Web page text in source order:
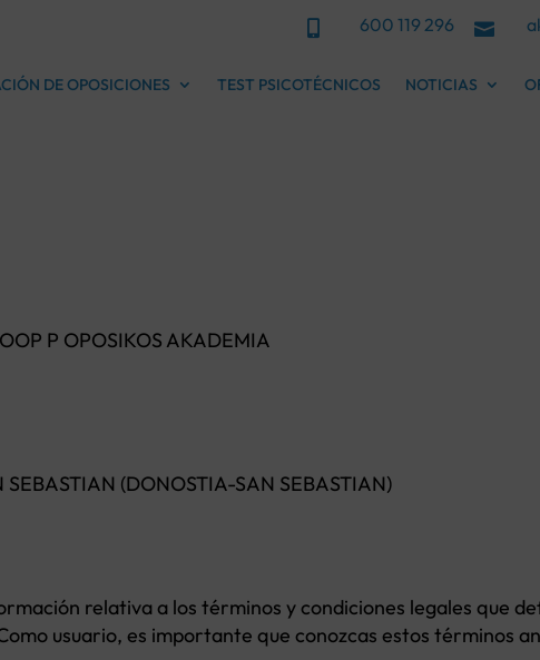
600 119 296 
DE OPOSICIONES TEST PSICOTÉCNICOS NOTICIAS
P OPOSIKOS AKADEMIA
(DONOSTIA-SAN SEBASTIAN)
relativa a los términos y condiciones legales que
usuario, es importante que conozcas estos términos